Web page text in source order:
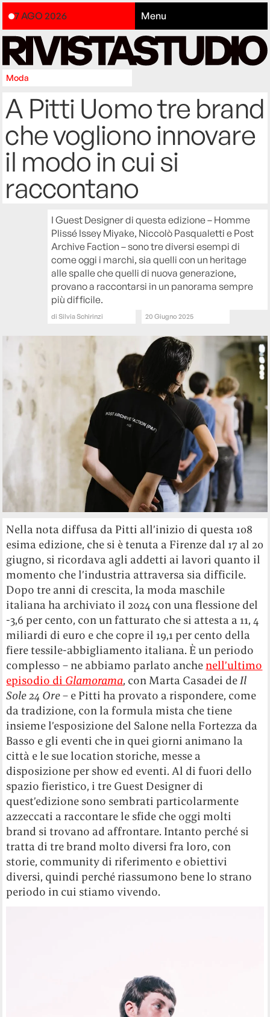
7 AGO 2026 Menu
Moda
A Pitti Uomo tre brand
che vogliono innovare
il modo in cui si
raccontano
I Guest Designer di questa edizione – Homme
Plissé Issey Miyake, Niccolò Pasqualetti e Post
Archive Faction – sono tre diversi esempi di
come oggi i marchi, sia quelli con un heritage
alle spalle che quelli di nuova generazione,
provano a raccontarsi in un panorama sempre
più difficile.
diSilvia Schirinzi 20 Giugno 2025
Nella nota diffusa da Pitti all’inizio di questa 108
esima edizione, che si è tenuta a Firenze dal 17 al 20
giugno, si ricordava agli addetti ai lavori quanto il
momento che l’industria attraversa sia difficile.
Dopo tre anni di crescita, la moda maschile
italiana ha archiviato il 2024 con una flessione del
-3,6 per cento, con un fatturato che si attesta a 11, 4
miliardi di euro e che copre il 19,1 per cento della
fiere tessile-abbigliamento italiana. È un periodo
complesso – ne abbiamo parlato anche nell’ultimo
episodio di Glamorama, con Marta Casadei deIl
Sole 24 Ore– e Pitti ha provato a rispondere, come
da tradizione, con la formula mista che tiene
insieme l’esposizione del Salone nella Fortezza da
Basso e gli eventi che in quei giorni animano la
città e le sue location storiche, messe a
disposizione per show ed eventi. Al di fuori dello
spazio fieristico, i tre Guest Designer di
quest’edizione sono sembrati particolarmente
azzeccati a raccontare le sfide che oggi molti
brand si trovano ad affrontare. Intanto perché si
tratta di tre brand molto diversi fra loro, con
storie, community di riferimento e obiettivi
diversi, quindi perché riassumono bene lo strano
periodo in cui stiamo vivendo.